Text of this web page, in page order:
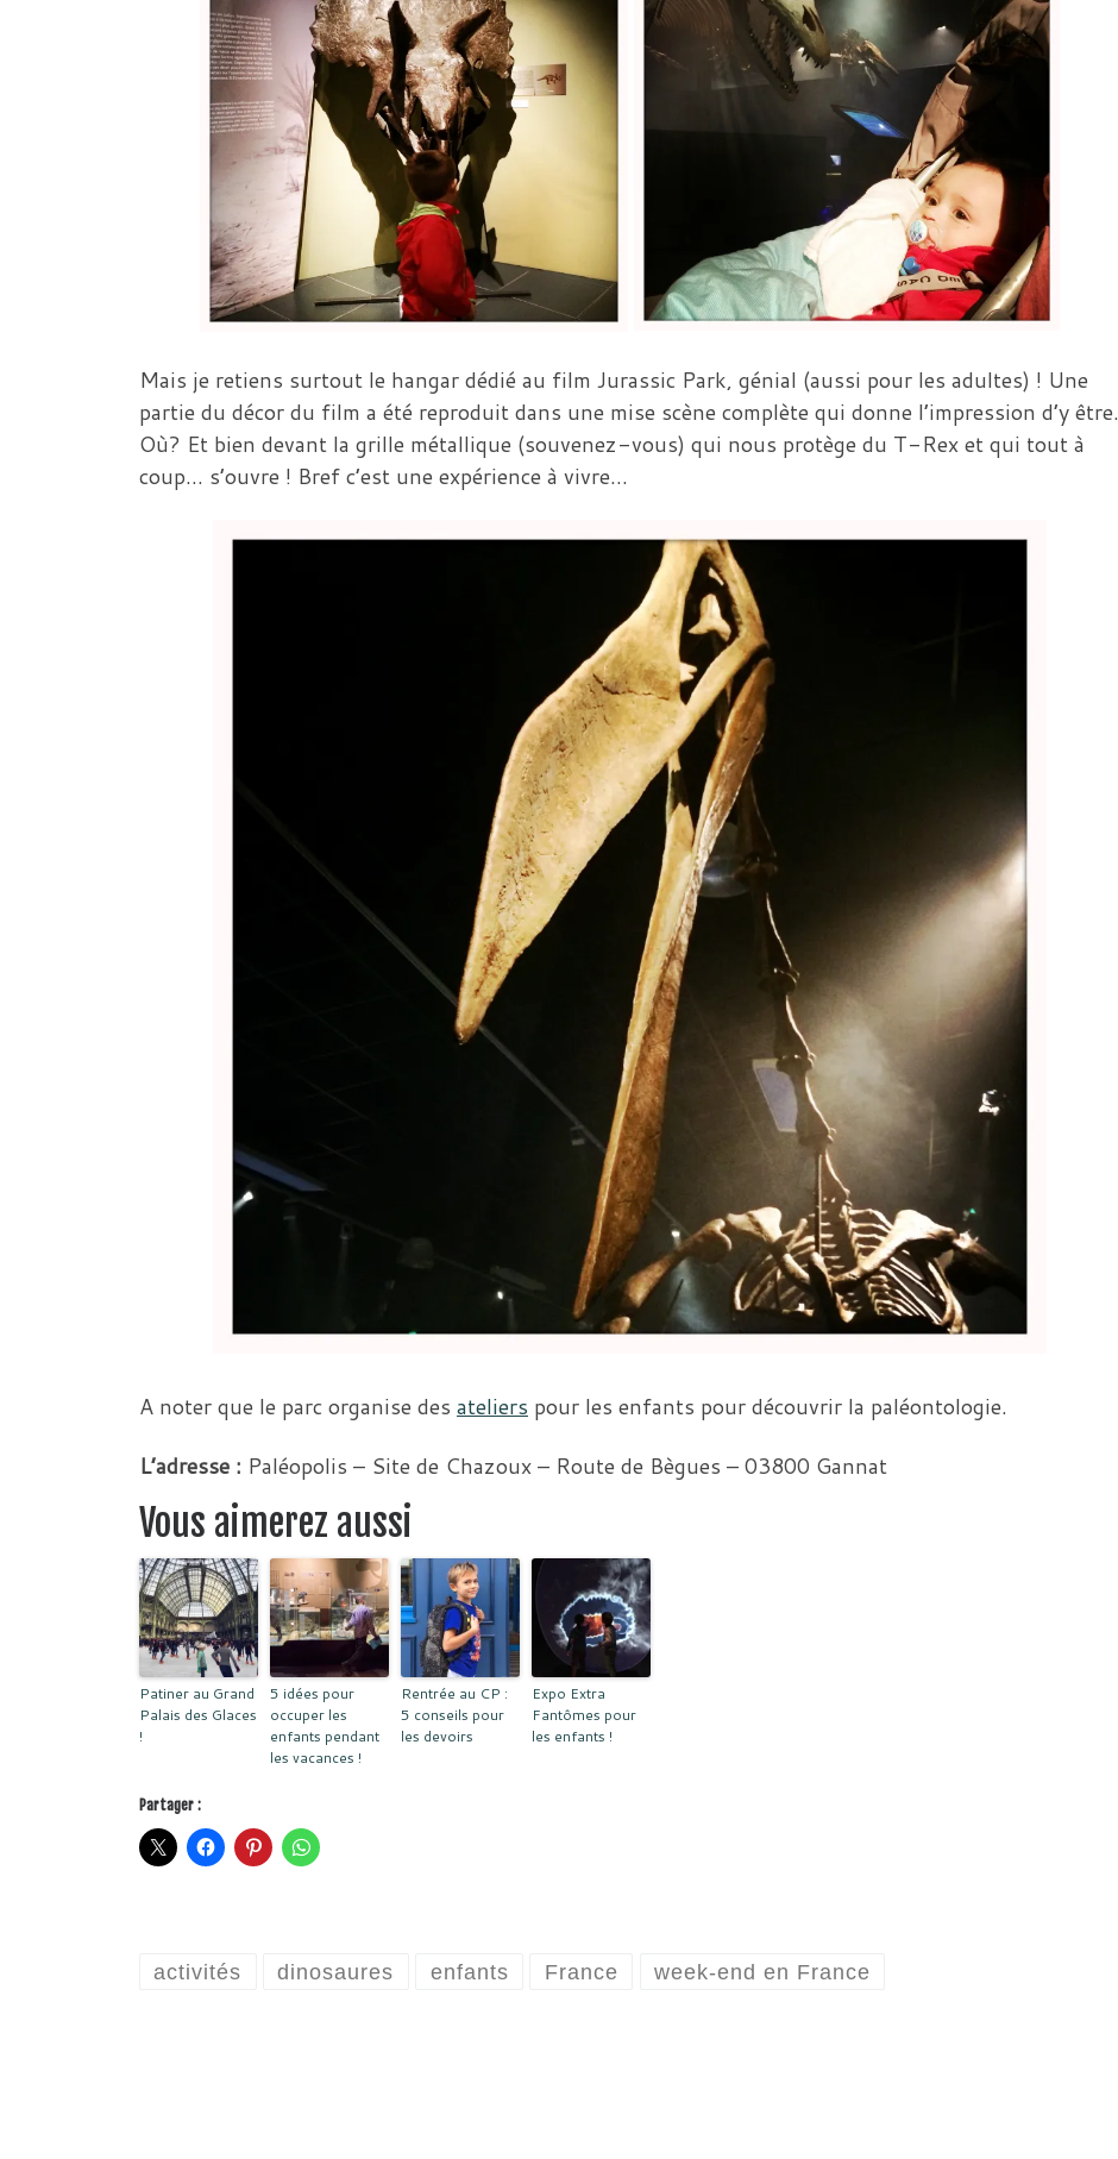
Mais je retiens surtout le hangar dédié au film Jurassic Park, génial (aussi pour les adultes) ! Une
partie du décor du film a été reproduit dans une mise scène complète qui donne l’impression d’y être.
Où? Et bien devant la grille métallique (souvenez-vous) qui nous protège du T-Rex et qui tout à
coup… s’ouvre ! Bref c’est une expérience à vivre…
A noter que le parc organise des ateliers pour les enfants pour découvrir la paléontologie.
L’adresse : Paléopolis – Site de Chazoux – Route de Bègues – 03800 Gannat
Vous aimerez aussi
Patiner au Grand
Palais des Glaces
!
5 idées pour
occuper les
enfants pendant
les vacances !
Rentrée au CP :
5 conseils pour
les devoirs
Expo Extra
Fantômes pour
les enfants !
Partager :
activités dinosaures enfants France week-end en France